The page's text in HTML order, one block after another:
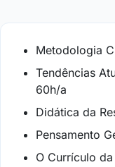
Metodologia
Tendências
60h/a
Didática da
Pensamento
O Currículo